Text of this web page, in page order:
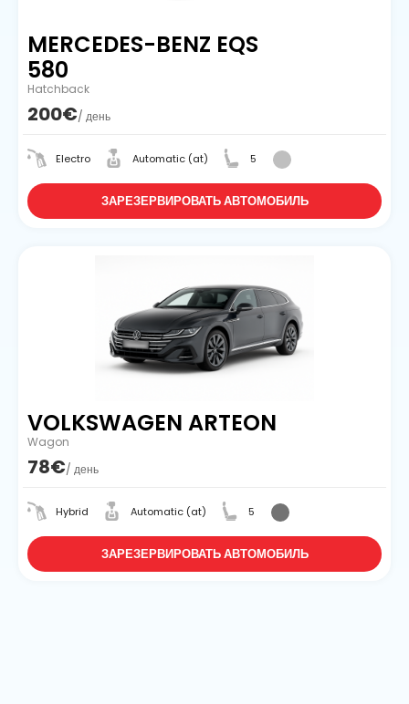
MERCEDES-BENZ EQS
580
Hatchback
200€/ день
Electro Automatic (at) 5
ЗАРЕЗЕРВИРОВАТЬ АВТОМОБИЛЬ
VOLKSWAGEN ARTEON
Wagon
78€/ день
Hybrid Automatic (at) 5
ЗАРЕЗЕРВИРОВАТЬ АВТОМОБИЛЬ